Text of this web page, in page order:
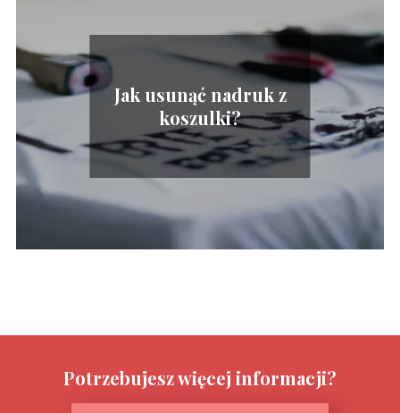
Jak usunąć nadruk z
koszulki?
Potrzebujesz więcej informacji?